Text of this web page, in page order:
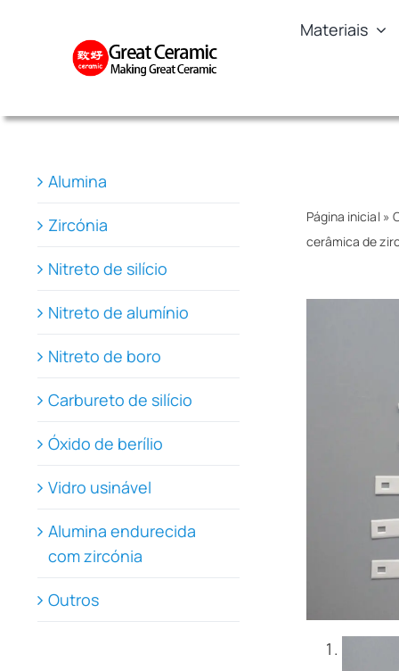
Materiais
Página inicial»
cerâmica de
Alumina
Zircónia
Nitreto de silício
Nitreto de alumínio
Nitreto de boro
Carbureto de silício
Óxido de berílio
Vidro usinável
Alumina endurecida
com zircónia
Outros